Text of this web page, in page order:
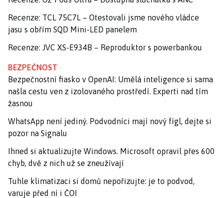
Recenze: TCL 75C7L – Otestovali jsme nového vládce
jasu s obřím SQD Mini-LED panelem
Recenze: JVC XS-E934B – Reproduktor s powerbankou
BEZPEČNOST
Bezpečnostní fiasko v OpenAI: Umělá inteligence si sama
našla cestu ven z izolovaného prostředí. Experti nad tím
žasnou
WhatsApp není jediný. Podvodníci mají nový fígl, dejte si
pozor na Signalu
Ihned si aktualizujte Windows. Microsoft opravil přes 600
chyb, dvě z nich už se zneužívají
Tuhle klimatizaci si domů nepořizujte: je to podvod,
varuje před ní i ČOI